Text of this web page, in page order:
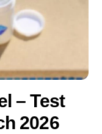
– Test
2026